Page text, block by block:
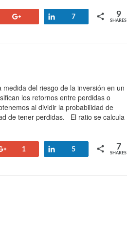
Share
7
SHARES
9
del riesgo de la inversión en un
los retornos entre perdidas o
al dividir la probabilidad de
de tener perdidas. El ratio se calcula
1 Share
5
SHARES
7